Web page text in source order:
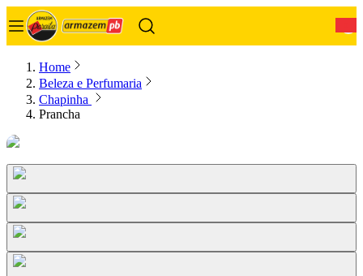
Home
Beleza e Perfumaria
Chapinha
Prancha